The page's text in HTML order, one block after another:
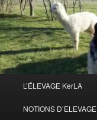
principal
L’ÉLEVAGE KerLA
NOTIONS D’ELEVAGE